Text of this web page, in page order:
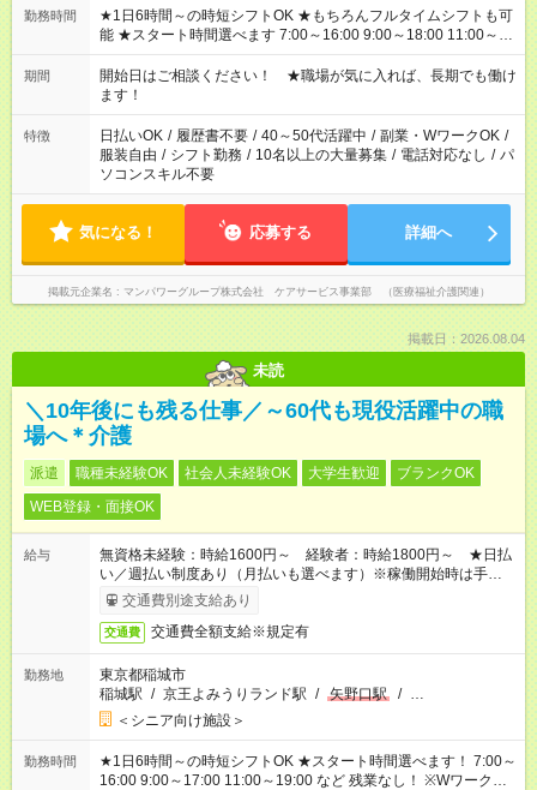
勤務時間
★1日6時間～の時短シフトOK ★もちろんフルタイムシフトも可
能 ★スタート時間選べます 7:00～16:00 9:00～18:00 11:00～
20:00 など 残業なし！ ※Wワークの場合、他のお仕事と合わせ
週40時間超の就業はご案内できません ※法令に基づき、週20時
間以上勤務は社会保険への加入対象となります ※労働者派遣法
（日雇い派遣の原則禁止）により、短時間・短期間の就業はご
案内が難しい場合があります
期間
開始日はご相談ください！ ★職場が気に入れば、長期でも働け
ます！
特徴 日払いOK / 履歴書不要 / 40～50代活躍中 / 副業・WワークOK /
服装自由 / シフト勤務 / 10名以上の大量募集 / 電話対応なし / パ
ソコンスキル不要
気になる！ 応募する 詳細へ
掲載元企業名 マンパワーグループ株式会社 ケアサービス事業部 （医療福祉介護関連）
掲載日：2026.08.04
未読
＼10年後にも残る仕事／～60代も現役活躍中の職
場へ＊介護
派遣 職種未経験OK 社会人未経験OK 大学生歓迎
ブランクOK
WEB登録・面接OK
給与
無資格未経験：時給1600円～ 経験者：時給1800円～ ★日払
い／週払い制度あり（月払いも選べます）※稼働開始時は手続き
完了次第のお支払いとなります。
交通費別途支給あり
交通費 交通費全額支給※規定有
勤務地
東京都稲城市
稲城駅 / 京王よみうりランド駅 / 矢野口駅 / …
＜シニア向け施設＞
勤務時間
★1日6時間～の時短シフトOK ★スタート時間選べます！ 7:00～
16:00 9:00～17:00 11:00～19:00 など 残業なし！ ※Wワークの